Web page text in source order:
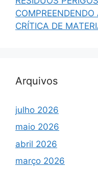
CRÍTICA DE
Arquivos
julho 2026
maio 2026
abril 2026
março 2026